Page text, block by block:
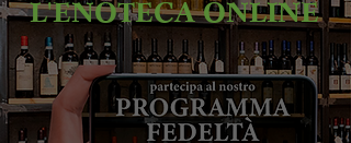
L'ENOTECA ONLINE